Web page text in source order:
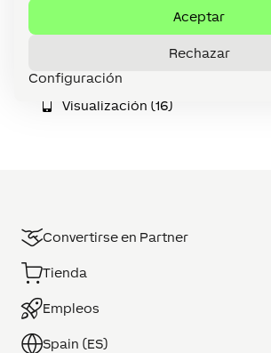
Aceptar
Rechazar
Configuración
Mantenimiento y diagnóstico (13)
Servicios Online (5)
Visualización (16)
Convertirse en Partner
Tienda
Empleos
Spain (ES)